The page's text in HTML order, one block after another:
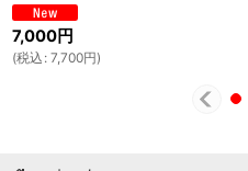
7,000円
(税込 : 7,700円)